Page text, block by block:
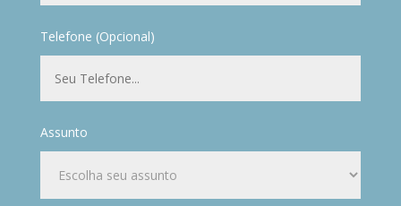
Telefone (Opcional)
Assunto